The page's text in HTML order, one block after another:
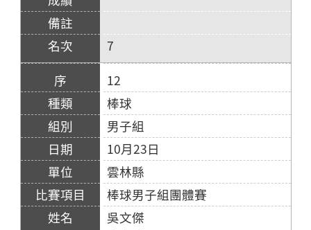
7
12
棒球
男子組
10月23日
雲林縣
棒球男子組團體賽
吳文傑